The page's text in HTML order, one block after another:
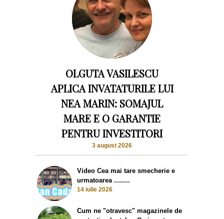
OLGUTA VASILESCU
APLICA INVATATURILE LUI
NEA MARIN: SOMAJUL
MARE E O GARANTIE
PENTRU INVESTITORI
3 august 2026
Video Cea mai tare smecherie e
urmatoarea ........
14 iulie 2026
Cum ne "otravesc" magazinele de